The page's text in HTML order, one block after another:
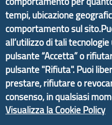
promosso dal Dipartimento
Economico e finalizzato al
delle valli dell’entroterra.
informazioni ed
d'Area Antola-Tigullio, in
Liguria ed ANCI Liguria.
tempi, ubicazione
comportamento sul
all’utilizzo di tali
pulsante “Accetta” o
pulsante "Rifiuta". Puoi
prestare, rifiutare o
consenso, in qualsiasi
Visualizza la Cookie Policy